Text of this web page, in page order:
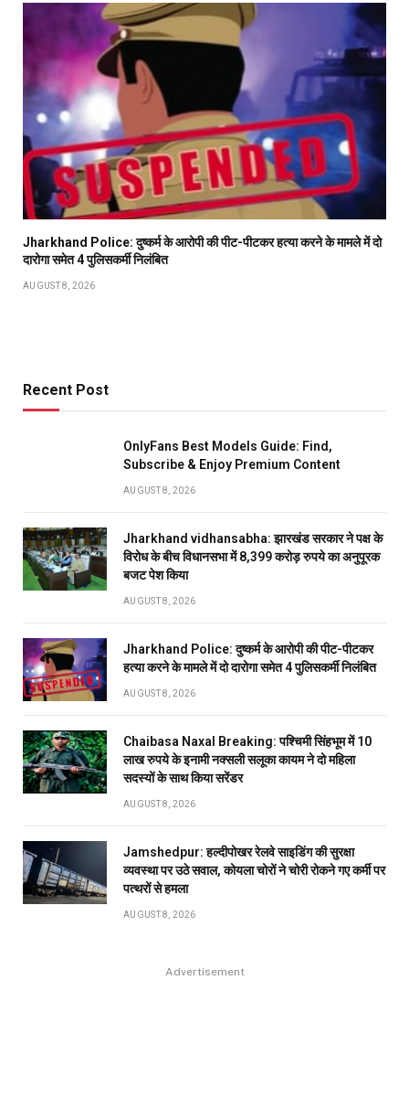
Jharkhand Police: दुष्कर्म के आरोपी की पीट-पीटकर हत्या करने के मामले में दो
दारोगा समेत 4 पुलिसकर्मी निलंबित
AUGUST 8, 2026
Recent Post
OnlyFans Best Models Guide: Find,
Subscribe & Enjoy Premium Content
AUGUST 8, 2026
Jharkhand vidhansabha: झारखंड सरकार ने पक्ष के
विरोध के बीच विधानसभा में 8,399 करोड़ रुपये का अनुपूरक
बजट पेश किया
AUGUST 8, 2026
Jharkhand Police: दुष्कर्म के आरोपी की पीट-पीटकर
हत्या करने के मामले में दो दारोगा समेत 4 पुलिसकर्मी निलंबित
AUGUST 8, 2026
Chaibasa Naxal Breaking: पश्चिमी सिंहभूम में 10
लाख रुपये के इनामी नक्सली सलूका कायम ने दो महिला
सदस्यों के साथ किया सरेंडर
AUGUST 8, 2026
Jamshedpur: हल्दीपोखर रेलवे साइडिंग की सुरक्षा
व्यवस्था पर उठे सवाल, कोयला चोरों ने चोरी रोकने गए कर्मी पर
पत्थरों से हमला
AUGUST 8, 2026
Advertisement